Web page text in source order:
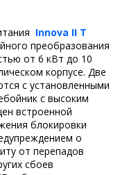
Innova II T
преобразования
от 6 кВт до 10
корпусе. Две
с установленными
с высоким
встроенной
блокировки
о
от перепадов
сбоев